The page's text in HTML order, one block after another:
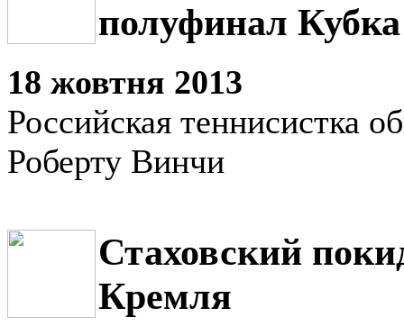
полуфинал
18 жовтня 2013
Российская теннисистка
Роберту Винчи
Стаховский
Кремля